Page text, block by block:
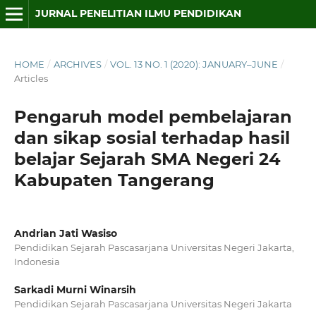
JURNAL PENELITIAN ILMU PENDIDIKAN
HOME / ARCHIVES / VOL. 13 NO. 1 (2020): JANUARY–JUNE /
Articles
Pengaruh model pembelajaran
dan sikap sosial terhadap hasil
belajar Sejarah SMA Negeri 24
Kabupaten Tangerang
Andrian Jati Wasiso
Pendidikan Sejarah Pascasarjana Universitas Negeri Jakarta,
Indonesia
Sarkadi Murni Winarsih
Pendidikan Sejarah Pascasarjana Universitas Negeri Jakarta